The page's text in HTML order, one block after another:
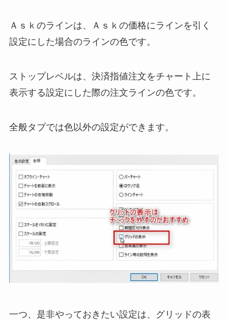
Ａｓｋのラインは、Ａｓｋの価格にラインを引く
設定にした場合のラインの色です。
ストップレベルは、決済指値注文をチャート上に
表示する設定にした際の注文ラインの色です。
全般タブでは色以外の設定ができます。
一つ、是非やっておきたい設定は、グリッドの表